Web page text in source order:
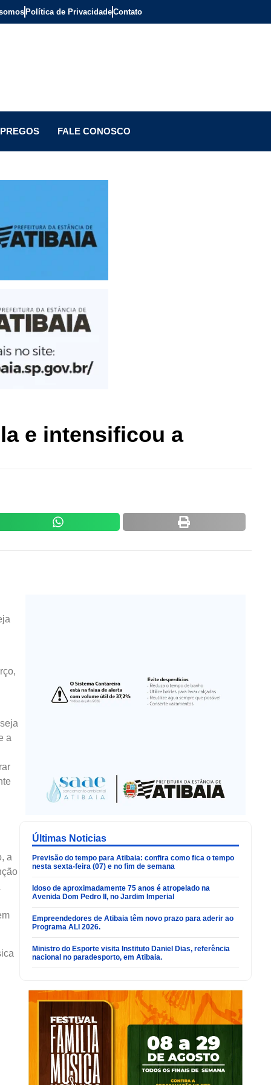
Política de PrivacidadeContato
FALE CONOSCO
e intensificou a
a
a
Últimas Noticias
Previsão do tempo para Atibaia: confira como fica o tempo
nesta sexta-feira (07) e no fim de semana
Idoso de aproximadamente 75 anos é atropelado na
Avenida Dom Pedro II, no Jardim Imperial
Empreendedores de Atibaia têm novo prazo para aderir ao
Programa ALI 2026.
Ministro do Esporte visita Instituto Daniel Dias, referência
nacional no paradesporto, em Atibaia.